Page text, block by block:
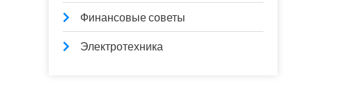
Финансовые советы
Электротехника